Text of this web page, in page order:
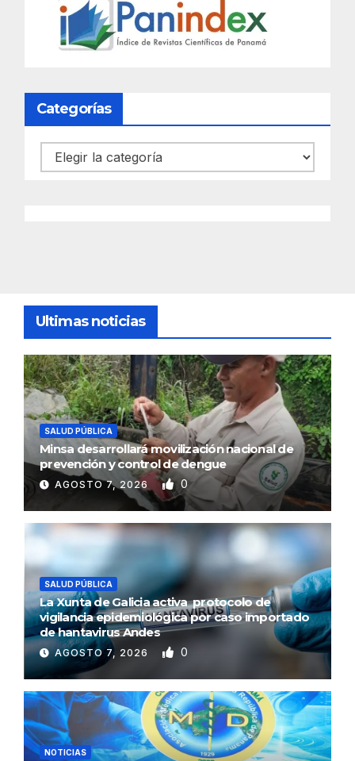
Categorías
Categorías
Ultimas noticias
SALUD PÚBLICA
Minsa desarrollará movilización nacional de
prevención y control de dengue
AGOSTO 7, 2026 0
SALUD PÚBLICA
La Xunta de Galicia activa protocolo de
vigilancia epidemiológica por caso importado
de hantavirus Andes
AGOSTO 7, 2026 0
NOTICIAS